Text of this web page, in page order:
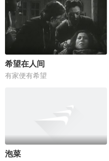
希望在人间
有家便有希望
泡菜